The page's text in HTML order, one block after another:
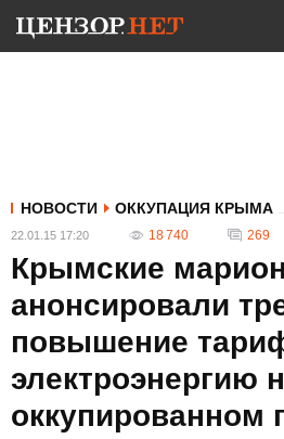
НОВОСТИ ОККУПАЦИЯ КРЫМА
22.01.15 17:20 18 740 269
Крымские
анонсировали
повышение
электроэнергию
оккупированном